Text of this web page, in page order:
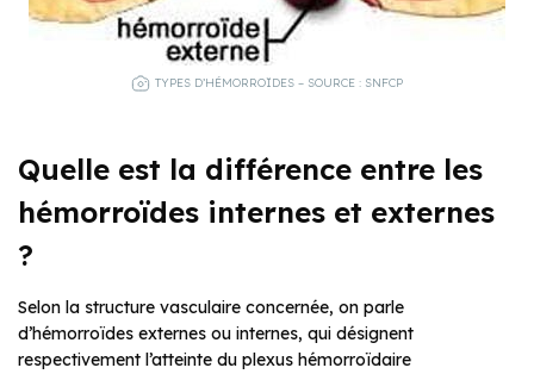
TYPES D’HÉMORROÏDES – SOURCE : SNFCP
Quelle est la différence entre les
hémorroïdes internes et externes
?
Selon la structure vasculaire concernée, on parle
d’hémorroïdes externes ou internes, qui désignent
respectivement l’atteinte du plexus hémorroïdaire